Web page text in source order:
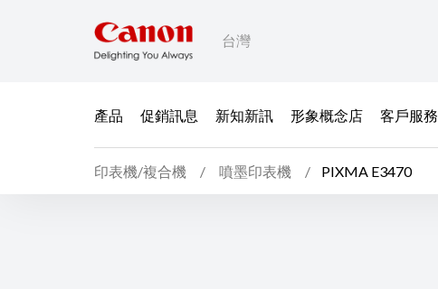
台灣
產品 促銷訊息 新知新訊 形象概念店 客戶服務
印表機/複合機 噴墨印表機 PIXMA E3470